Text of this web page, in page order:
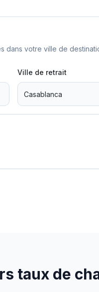
dans votre ville de
Ville de retrait
taux de